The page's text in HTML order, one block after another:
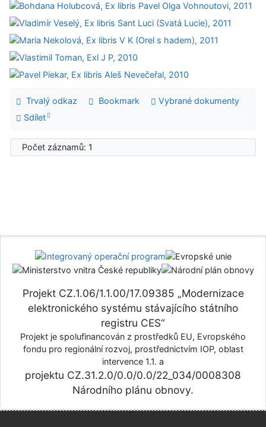
Trvalý odkaz Bookmark
Vybrané dokumenty
Sdílet
Počet záznamů: 1
Projekt CZ.1.06/1.1.00/17.09385 „Modernizace
elektronického systému stávajícího státního
registru CES“
Projekt je spolufinancován z prostředků EU, Evropského
fondu pro regionální rozvoj, prostřednictvím IOP, oblast
intervence 1.1. a
projektu CZ.31.2.0/0.0/0.0/22_034/0008308
Národního plánu obnovy.